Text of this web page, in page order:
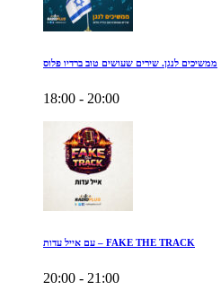
ממשיכים לנגן. שירים שעושים טוב ברדיו פלוס
18:00 - 20:00
עם אייל עדות – FAKE THE TRACK
20:00 - 21:00